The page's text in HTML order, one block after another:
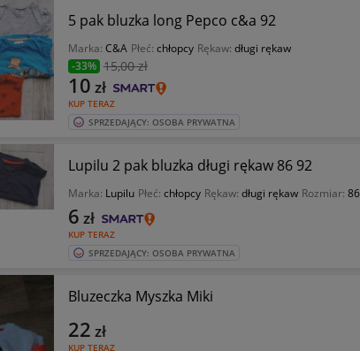
5 pak bluzka long Pepco c&a 92
Marka: C&A Płeć: chłopcy Rękaw: długi rękaw
-33% 15,00 zł
KUP TERAZ
10 zł
SPRZEDAJĄCY: OSOBA PRYWATNA
Lupilu 2 pak bluzka długi rękaw 86 92
Marka: Lupilu Płeć: chłopcy Rękaw: długi rękaw Rozmiar: 86
KUP TERAZ
6 zł
SPRZEDAJĄCY: OSOBA PRYWATNA
Bluzeczka Myszka Miki
KUP TERAZ
22 zł